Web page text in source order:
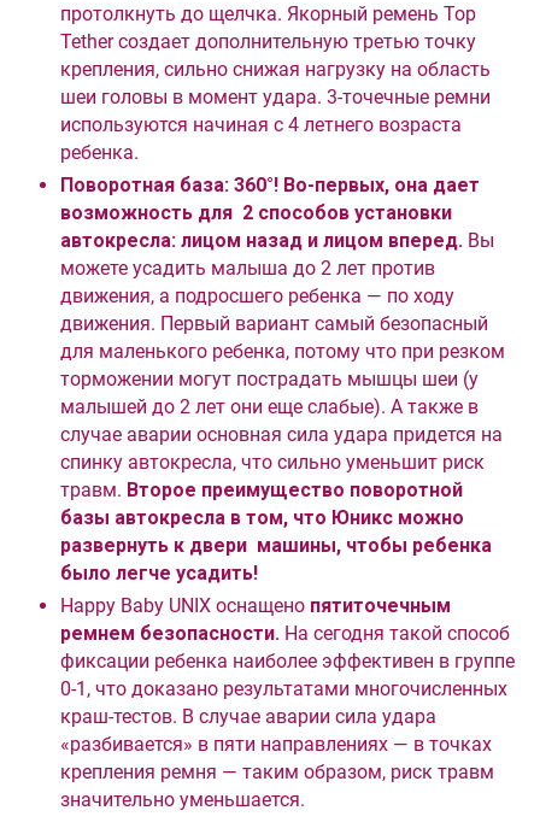
протолкнуть до щелчка. Якорный ремень Top
Tether создает дополнительную третью точку
крепления, сильно снижая нагрузку на область
шеи головы в момент удара. 3-точечные ремни
используются начиная с 4 летнего возраста
ребенка.
Поворотная база: 360°! Во-первых, она дает
возможность для 2 способов установки
автокресла: лицом назад и лицом вперед. Вы
можете усадить малыша до 2 лет против
движения, а подросшего ребенка — по ходу
движения. Первый вариант самый безопасный
для маленького ребенка, потому что при резком
торможении могут пострадать мышцы шеи (у
малышей до 2 лет они еще слабые). А также в
случае аварии основная сила удара придется на
спинку автокресла, что сильно уменьшит риск
травм. Второе преимущество поворотной
базы автокресла в том, что Юникс можно
развернуть к двери машины, чтобы ребенка
было легче усадить!
Happy Baby UNIX оснащено пятиточечным
ремнем безопасности. На сегодня такой способ
фиксации ребенка наиболее эффективен в группе
0-1, что доказано результатами многочисленных
краш-тестов. В случае аварии сила удара
«разбивается» в пяти направлениях — в точках
крепления ремня — таким образом, риск травм
значительно уменьшается.